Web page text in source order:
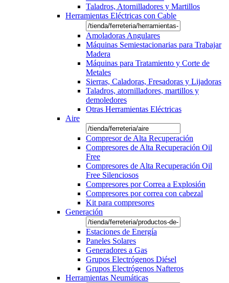
Taladros, Atornilladores y Martillos
Herramientas Eléctricas con Cable
Amoladoras Angulares
Máquinas Semiestacionarias para Trabajar
Madera
Máquinas para Tratamiento y Corte de
Metales
Sierras, Caladoras, Fresadoras y Lijadoras
Taladros, atornilladores, martillos y
demoledores
Otras Herramientas Eléctricas
Aire
Compresor de Alta Recuperación
Compresores de Alta Recuperación Oil
Free
Compresores de Alta Recuperación Oil
Free Silenciosos
Compresores por Correa a Explosión
Compresores por correa con cabezal
Kit para compresores
Generación
Estaciones de Energía
Paneles Solares
Generadores a Gas
Grupos Electrógenos Diésel
Grupos Electrógenos Nafteros
Herramientas Neumáticas